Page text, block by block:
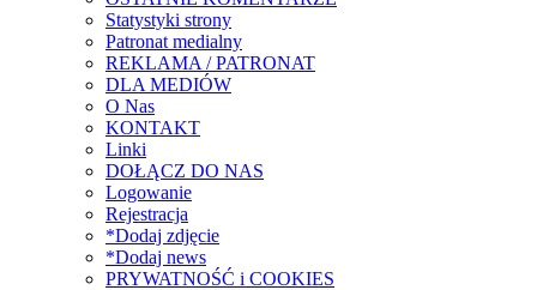
Statystyki strony
Patronat medialny
REKLAMA / PATRONAT
DLA MEDIÓW
O Nas
KONTAKT
Linki
DOŁĄCZ DO NAS
Logowanie
Rejestracja
*Dodaj zdjęcie
*Dodaj news
PRYWATNOŚĆ i COOKIES